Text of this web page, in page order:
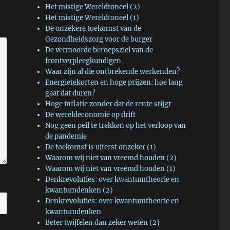
Het mistige Wereldtoneel (2)
Het mistige Wereldtoneel (1)
De onzekere toekomst van de
Gezondheidszorg voor de burger
De vermoorde beroepsziel van de
frontverpleegkundigen
Waar zijn al die ontbrekende werkenden?
Energietekorten en hoge prijzen: hoe lang
gaat dat duren?
Hoge inflatie zonder dat de rente stijgt
De wereldeconomie op drift
Nog geen peil te trekken op het verloop van
de pandemie
De toekomst is uiterst onzeker (1)
Waarom wij niet van vreemd houden (2)
Waarom wij niet van vreemd houden (1)
Denkrevoluties: over kwantumtheorie en
kwantumdenken (2)
Denkrevoluties: over kwantumtheorie en
kwantumdenken
Beter twijfelen dan zeker weten (2)